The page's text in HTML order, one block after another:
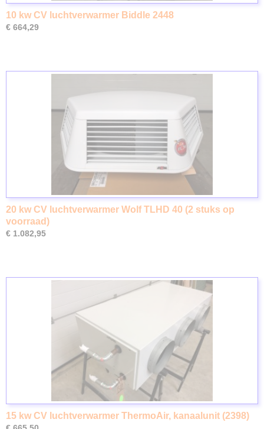
10 kw CV luchtverwarmer Biddle 2448
€ 664,29
20 kw CV luchtverwarmer Wolf TLHD 40 (2 stuks op
voorraad)
€ 1.082,95
15 kw CV luchtverwarmer ThermoAir, kanaalunit (2398)